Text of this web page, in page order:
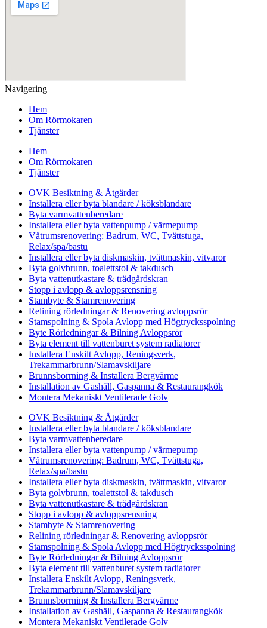
Navigering
Hem
Om Rörmokaren
Tjänster
Hem
Om Rörmokaren
Tjänster
OVK Besiktning & Åtgärder
Installera eller byta blandare / köksblandare
Byta varmvattenberedare
Installera eller byta vattenpump / värmepump
Våtrumsrenovering: Badrum, WC, Tvättstuga,
Relax/spa/bastu
Installera eller byta diskmaskin, tvättmaskin, vitvaror
Byta golvbrunn, toalettstol & takdusch
Byta vattenutkastare & trädgårdskran
Stopp i avlopp & avloppsrensning
Stambyte & Stamrenovering
Relining rörledningar & Renovering avloppsrör
Stamspolning & Spola Avlopp med Högtrycksspolning
Byte Rörledningar & Bilning Avloppsrör
Byta element till vattenburet system radiatorer
Installera Enskilt Avlopp, Reningsverk,
Trekammarbrunn/Slamavskiljare
Brunnsborrning & Installera Bergvärme
Installation av Gashäll, Gaspanna & Restaurangkök
Montera Mekaniskt Ventilerade Golv
OVK Besiktning & Åtgärder
Installera eller byta blandare / köksblandare
Byta varmvattenberedare
Installera eller byta vattenpump / värmepump
Våtrumsrenovering: Badrum, WC, Tvättstuga,
Relax/spa/bastu
Installera eller byta diskmaskin, tvättmaskin, vitvaror
Byta golvbrunn, toalettstol & takdusch
Byta vattenutkastare & trädgårdskran
Stopp i avlopp & avloppsrensning
Stambyte & Stamrenovering
Relining rörledningar & Renovering avloppsrör
Stamspolning & Spola Avlopp med Högtrycksspolning
Byte Rörledningar & Bilning Avloppsrör
Byta element till vattenburet system radiatorer
Installera Enskilt Avlopp, Reningsverk,
Trekammarbrunn/Slamavskiljare
Brunnsborrning & Installera Bergvärme
Installation av Gashäll, Gaspanna & Restaurangkök
Montera Mekaniskt Ventilerade Golv